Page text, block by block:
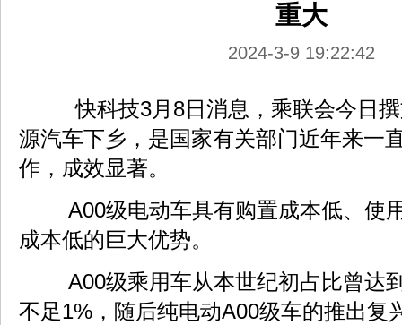
重大
2024-3-9 19:22:42
快科技3月8日消息，乘联会今日撰
源汽车下乡，是国家有关部门近年来一
作，成效显著。
A00级电动车具有购置成本低、使
成本低的巨大优势。
A00级乘用车从本世纪初占比曾达
不足1%，随后纯电动A00级车的推出复